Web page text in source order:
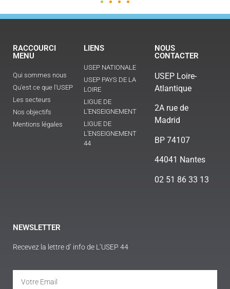
RACCOURCI
MENU
Qui sommes nous
Qu'est ce que l'USEP
Les secteurs
Nos objectifs
Mentions légales
LIENS
USEP NATIONALE
USEP PAYS DE LA
LOIRE
LIGUE DE
L'ENSEIGNEMENT
LIGUE DE
L'ENSEIGNEMENT
44
NOUS
CONTACTER
USEP Loire-
Atlantique
2A rue de
Madrid
BP 74107
44041 Nantes
02 51 86 33 13
NEWSLETTER
Recevez la lettre d’ info de L’USEP 44